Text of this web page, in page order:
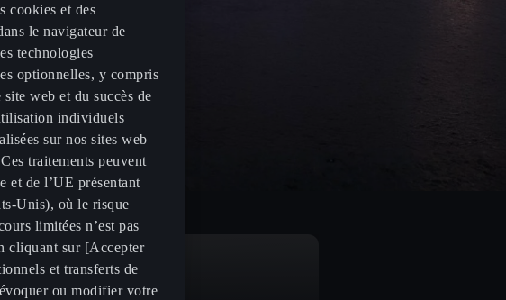
cookies et des
le navigateur de
technologies
optionnelles, y compris
site web et du succès de
individuels
sur nos sites web
traitements peuvent
et de l’UE présentant
Unis), où le risque
limitées n’est pas
cliquant sur [Accepter
et transferts de
ou modifier votre